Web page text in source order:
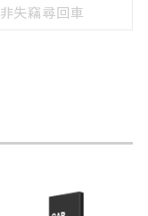
非失竊尋回車